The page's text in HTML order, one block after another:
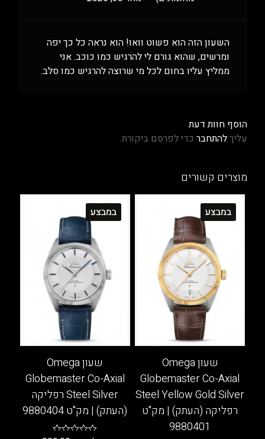
השעון הזה הוא פשוט וואו! הוא נראה כל כך יפה
ומרשים, שהוא גורם לי להרגיש כמו כוכב. אני
ממליץ עליו בחום לכל מי שרוצה להרגיש כמו סלב.
הוסף חוות דעת
עליךלהתחבר כדי לפרסם ביקורת.
מוצרים קשורים
במבצע
שעון Omega
Globemaster Co-Axial
Steel Yellow Gold Silver
רפליקה (העתק) | מק"ט
9880401
במבצע
שעון Omega
Globemaster Co-Axial
Steel Silver רפליקה
(העתק) | מק"ט 9880404